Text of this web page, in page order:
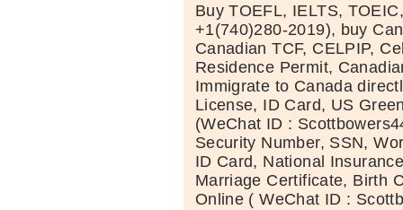
Buy TOEFL, IELTS,
+1(740)280-2019), buy
Canadian TCF, CELPIP,
Residence Permit,
Immigrate to Canada
License, ID Card, US
(WeChat ID :
Security Number, SSN,
ID Card, National
Marriage Certificate, Birth
Online ( WeChat ID :